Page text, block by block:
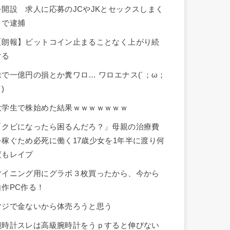
開設 求人に応募のJCやJKとセックスしまく
で逮捕
朗報】ビットコイン止まることなく上がり続
で一億円の損とか糞ワロ… ワロエナス(´；ω；
学生で株始めた結果ｗｗｗｗｗｗｗ
クビになったら困るんだろ？」母親の治療費
稼ぐため必死に働く17歳少女を1年半に渡り何
もレイプ
イニング用にグラボ３枚買ったから、今から
PC作る！
ジで金ないから体売ろうと思う
時計スレは高級腕時計をうｐすると伸びない